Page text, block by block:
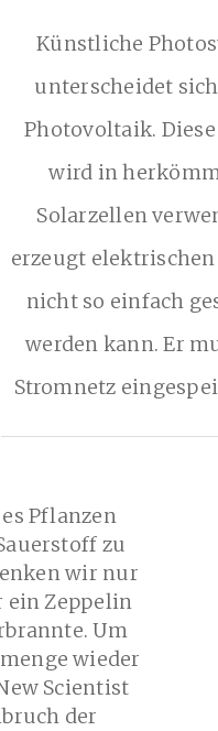
Künstliche
unterscheidet
Photovoltaik.
wird in
Solarzellen
erzeugt elektrischen
nicht so einfach
werden kann. Er
Stromnetz
Pflanzen
zu
wir nur
ein Zeppelin
Um
wieder
Scientist
der